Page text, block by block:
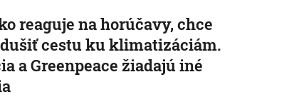
reaguje na horúčavy, chce
cestu ku klimatizáciám.
a Greenpeace žiadajú iné